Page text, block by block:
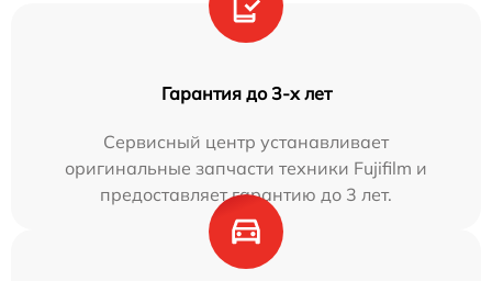
Гарантия до 3-х лет
Сервисный центр устанавливает
оригинальные запчасти техники Fujifilm и
предоставляет гарантию до 3 лет.